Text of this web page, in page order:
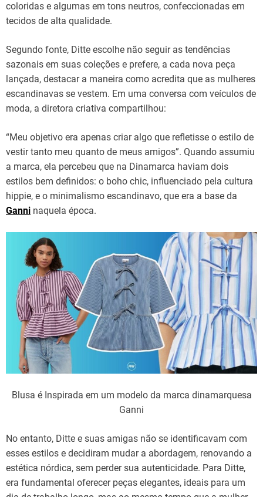
coloridas e algumas em tons neutros, confeccionadas em
tecidos de alta qualidade.
Segundo fonte, Ditte escolhe não seguir as tendências
sazonais em suas coleções e prefere, a cada nova peça
lançada, destacar a maneira como acredita que as mulheres
escandinavas se vestem. Em uma conversa com veículos de
moda, a diretora criativa compartilhou:
“Meu objetivo era apenas criar algo que refletisse o estilo de
vestir tanto meu quanto de meus amigos”. Quando assumiu
a marca, ela percebeu que na Dinamarca haviam dois
estilos bem definidos: o boho chic, influenciado pela cultura
hippie, e o minimalismo escandinavo, que era a base da
Ganni naquela época.
Blusa é Inspirada em um modelo da marca dinamarquesa
Ganni
No entanto, Ditte e suas amigas não se identificavam com
esses estilos e decidiram mudar a abordagem, renovando a
estética nórdica, sem perder sua autenticidade. Para Ditte,
era fundamental oferecerpeças elegantes, ideais para um